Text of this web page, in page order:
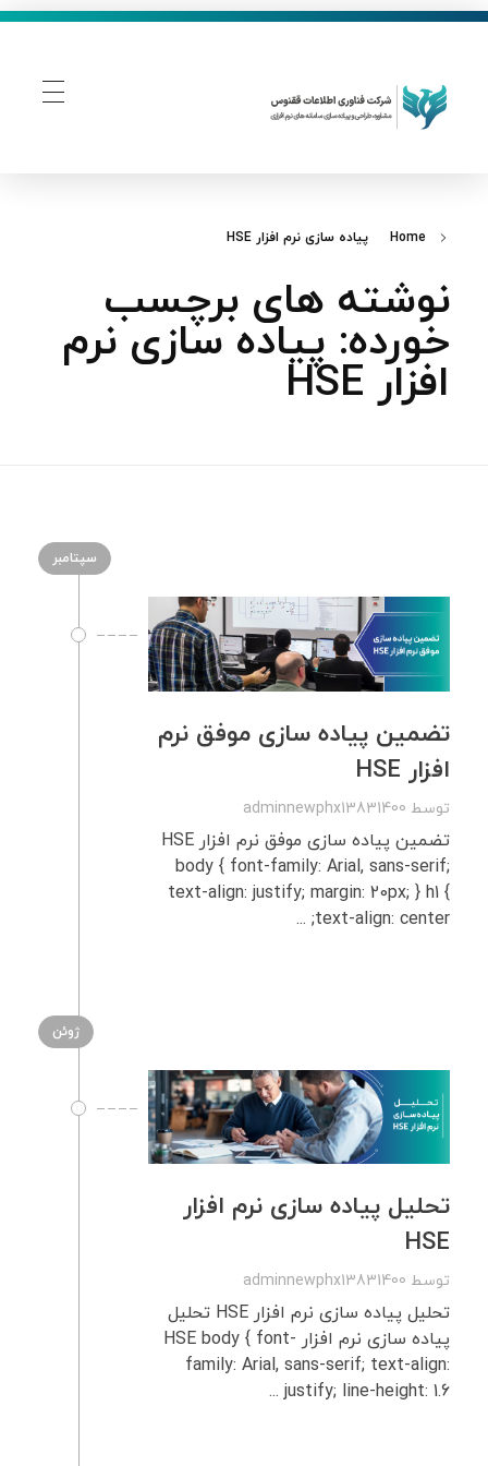
Home پیاده‌ سازی نرم‌ افزار HSE
نوشته های برچسب
خورده: پیاده‌ سازی نرم‌
افزار HSE
سپتامبر
تضمین پیاده‌ سازی موفق نرم‌
افزار HSE
توسط adminnewphx13831400
تضمین پیاده‌ سازی موفق نرم‌ افزار HSE
body { font-family: Arial, sans-serif;
text-align: justify; margin: 20px; } h1 {
text-align: center; ...
ژوئن
تحلیل پیاده‌ سازی نرم‌ افزار
HSE
توسط adminnewphx13831400
تحلیل پیاده‌ سازی نرم‌ افزار HSE تحلیل
پیاده‌ سازی نرم‌ افزار HSE body { font-
family: Arial, sans-serif; text-align:
justify; line-height: 1.6 ...